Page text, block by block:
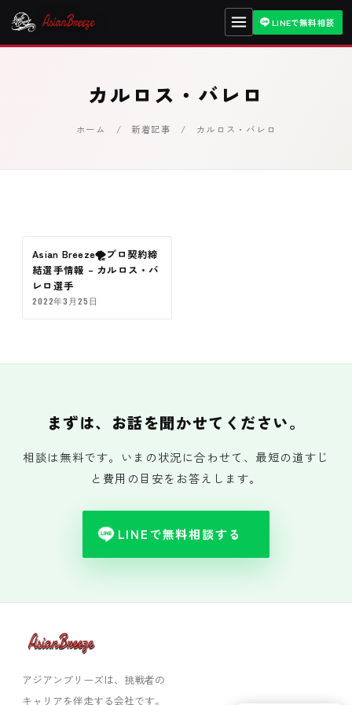
LINEで無料相談
カルロス・バレロ
ホーム / 新着記事 / カルロス・バレロ
契約
Asian Breeze🌪プロ契約締
結選手情報 – カルロス・バ
レロ選手
2022年3月25日
まずは、お話を聞かせてください。
相談は無料です。いまの状況に合わせて、最短の道すじ
と費用の目安をお答えします。
LINEで無料相談する
アジアンブリーズは、挑戦者の
キャリアを伴走する会社です。